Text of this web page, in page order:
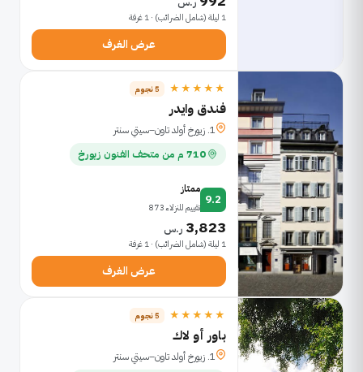
1 ليلة (شامل الضرائب) · 1 غرفة
عرض الغرف
★★★★★ 5 نجوم
فندق وايدر
1. زيورخ أولد تاون–سيتي سنتر
710 م من متحف الفنون زيورخ
9.2
ممتاز
تقييم للنزلاء 873
3,823 ر.س
1 ليلة (شامل الضرائب) · 1 غرفة
عرض الغرف
★★★★★ 5 نجوم
باور أو لاك
1. زيورخ أولد تاون–سيتي سنتر